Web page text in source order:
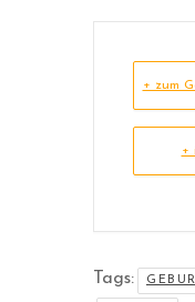
+ zum
+
Tags: